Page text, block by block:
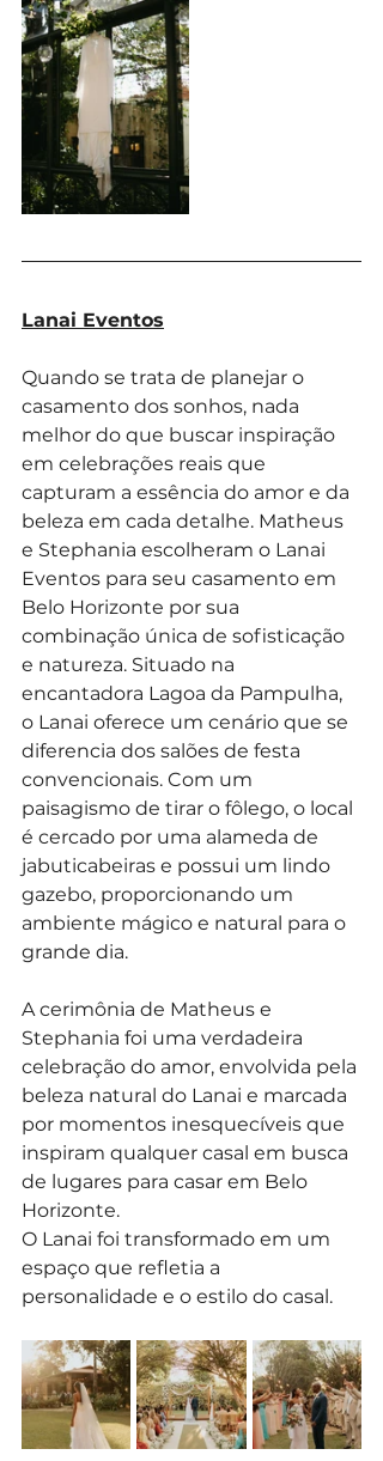
Lanai Eventos
Quando se trata de planejar o
casamento dos sonhos, nada
melhor do que buscar inspiração
em celebrações reais que
capturam a essência do amor e da
beleza em cada detalhe. Matheus
e Stephania escolheram o Lanai
Eventos para seu casamento em
Belo Horizonte por sua
combinação única de sofisticação
e natureza. Situado na
encantadora Lagoa da Pampulha,
o Lanai oferece um cenário que se
diferencia dos salões de festa
convencionais. Com um
paisagismo de tirar o fôlego, o local
é cercado por uma alameda de
jabuticabeiras e possui um lindo
gazebo, proporcionando um
ambiente mágico e natural para o
grande dia.
A cerimônia de Matheus e
Stephania foi uma verdadeira
celebração do amor, envolvida pela
beleza natural do Lanai e marcada
por momentos inesquecíveis que
inspiram qualquer casal em busca
de lugares para casar em Belo
Horizonte.
O Lanai foi transformado em um
espaço que refletia a
personalidade e o estilo do casal.